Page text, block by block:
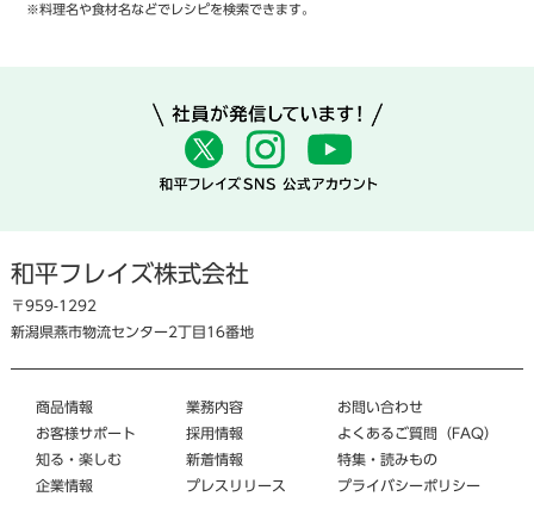
※料理名や食材名などでレシピを検索できます。
和平フレイズ株式会社
〒959-1292
新潟県燕市物流センター2丁目16番地
商品情報
お客様サポート
知る・楽しむ
企業情報
業務内容
採用情報
新着情報
プレスリリース
お問い合わせ
よくあるご質問（FAQ）
特集・読みもの
プライバシーポリシー